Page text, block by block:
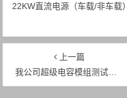
22KW直流电源（车载/非车载）
上一篇
我公司超级电容模组测试用全自动充电机顺利通过验收